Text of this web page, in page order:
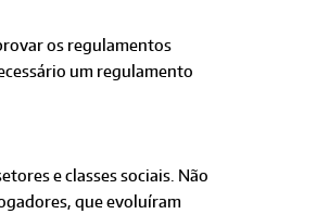
os regulamentos
um regulamento
e classes sociais. Não
que evoluíram